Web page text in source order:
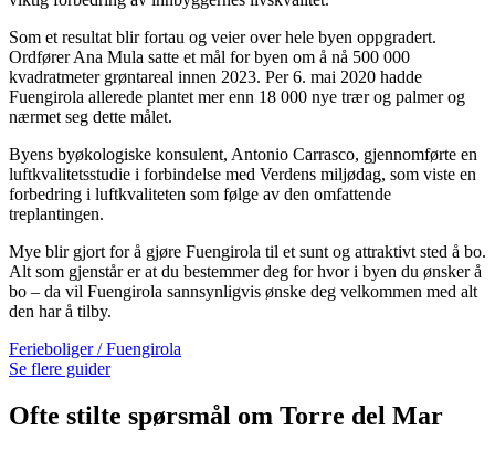
Som et resultat blir fortau og veier over hele byen oppgradert.
Ordfører Ana Mula satte et mål for byen om å nå 500 000
kvadratmeter grøntareal innen 2023. Per 6. mai 2020 hadde
Fuengirola allerede plantet mer enn 18 000 nye trær og palmer og
nærmet seg dette målet.
Byens byøkologiske konsulent, Antonio Carrasco, gjennomførte en
luftkvalitetsstudie i forbindelse med Verdens miljødag, som viste en
forbedring i luftkvaliteten som følge av den omfattende
treplantingen.
Mye blir gjort for å gjøre Fuengirola til et sunt og attraktivt sted å bo.
Alt som gjenstår er at du bestemmer deg for hvor i byen du ønsker å
bo – da vil Fuengirola sannsynligvis ønske deg velkommen med alt
den har å tilby.
Ferieboliger / Fuengirola
Se flere guider
Ofte stilte spørsmål om Torre del Mar